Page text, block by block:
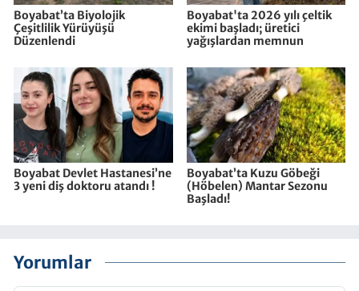
Boyabat’ta Biyolojik
Çeşitlilik Yürüyüşü
Düzenlendi
Boyabat'ta 2026 yılı çeltik
ekimi başladı; üretici
yağışlardan memnun
Boyabat Devlet Hastanesi’ne
3 yeni diş doktoru atandı !
Boyabat’ta Kuzu Göbeği
(Höbelen) Mantar Sezonu
Başladı!
Yorumlar